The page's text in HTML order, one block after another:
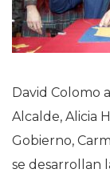
David Colomo
Alcalde, Alicia
Gobierno,
se desarrollan